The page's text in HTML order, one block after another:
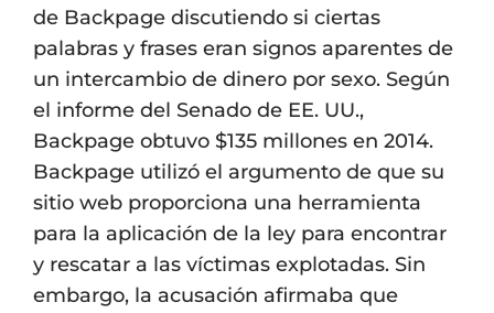
de Backpage discutiendo si ciertas
palabras y frases eran signos aparentes de
un intercambio de dinero por sexo. Según
el informe del Senado de EE. UU.,
Backpage obtuvo $135 millones en 2014.
Backpage utilizó el argumento de que su
sitio web proporciona una herramienta
para la aplicación de la ley para encontrar
y rescatar a las víctimas explotadas. Sin
embargo, la acusación afirmaba que